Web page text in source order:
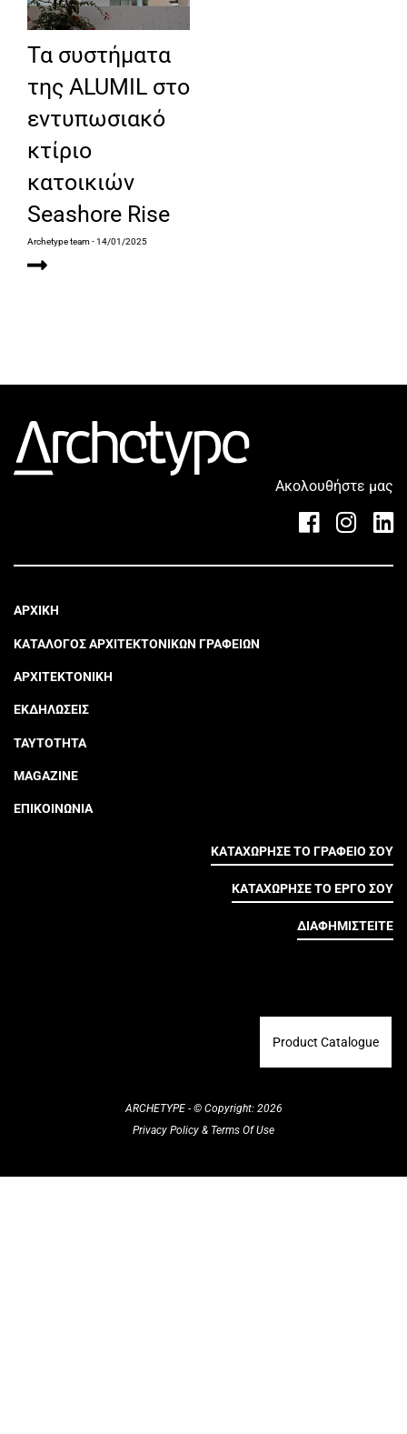
Τα συστήματα
της ALUMIL στο
εντυπωσιακό
κτίριο
κατοικιών
Seashore Rise
Archetype team- 14/01/2025
Ακολουθήστε μας
ΑΡΧΙΚΗ
ΚΑΤΑΛΟΓΟΣ ΑΡΧΙΤΕΚΤΟΝΙΚΩΝ ΓΡΑΦΕΙΩΝ
ΑΡΧΙΤΕΚΤΟΝΙΚΗ
ΕΚΔΗΛΩΣΕΙΣ
ΤΑΥΤΟΤΗΤΑ
MAGAZINE
ΕΠΙΚΟΙΝΩΝΙΑ
ΚΑΤΑΧΩΡΗΣΕ ΤΟ ΓΡΑΦΕΙΟ ΣΟΥ
ΚΑΤΑΧΩΡΗΣΕ ΤΟ ΕΡΓΟ ΣΟΥ
ΔΙΑΦΗΜΙΣΤΕΙΤΕ
Product Catalogue
ARCHETYPE - © Copyright: 2026
Privacy Policy & Terms Of Use